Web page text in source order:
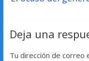
Deja una
Tu dirección de correo